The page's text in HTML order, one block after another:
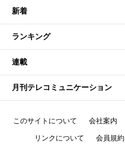
新着
ランキング
連載
月刊テレコミュニケーション
このサイトについて 会社案内
リンクについて 会員規約